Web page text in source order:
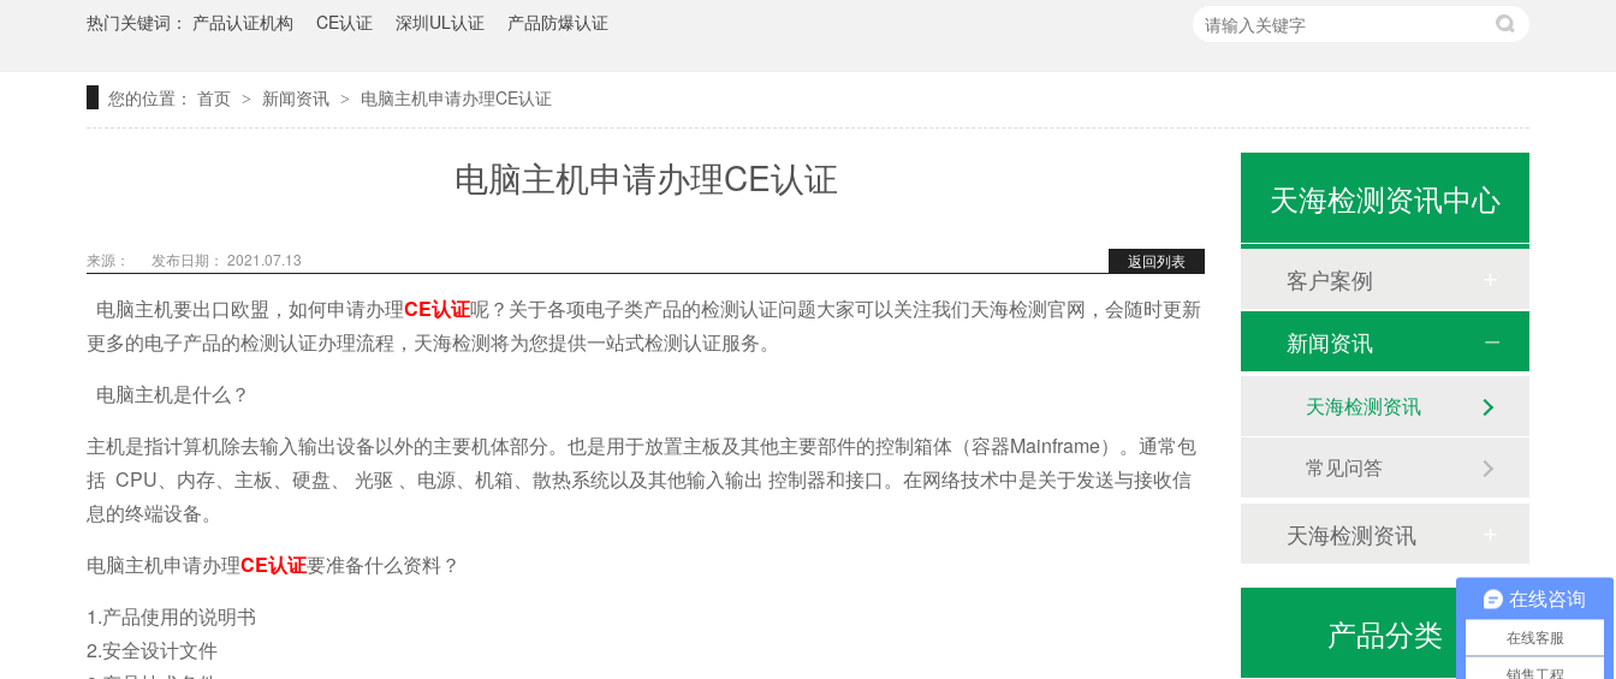
热门关键词： 产品认证机构 CE认证 深圳UL认证 产品防爆认证
您的位置： 首页 > 新闻资讯 > 电脑主机申请办理CE认证
电脑主机申请办理CE认证
返回列表
来源： 发布日期： 2021.07.13
电脑主机要出口欧盟，如何申请办理CE认证呢？关于各项电子类产品的检测认证问题大家可以关注我们天海检测官网，会随时更新
更多的电子产品的检测认证办理流程，天海检测将为您提供一站式检测认证服务。
电脑主机是什么？
主机是指计算机除去输入输出设备以外的主要机体部分。也是用于放置主板及其他主要部件的控制箱体（容器Mainframe）。通常包
括 CPU、内存、主板、硬盘、 光驱 、电源、机箱、散热系统以及其他输入输出 控制器和接口。在网络技术中是关于发送与接收信
息的终端设备。
电脑主机申请办理CE认证要准备什么资料？
1.产品使用的说明书
2.安全设计文件
天海检测资讯中心
客户案例
新闻资讯
天海检测资讯
常见问答
天海检测资讯
产品分类
在线咨询
在线客服
销售工程